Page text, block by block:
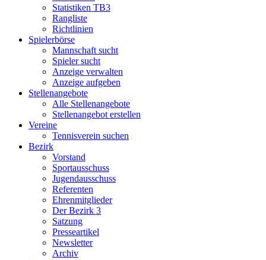
Statistiken TB3
Rangliste
Richtlinien
Spielerbörse
Mannschaft sucht
Spieler sucht
Anzeige verwalten
Anzeige aufgeben
Stellenangebote
Alle Stellenangebote
Stellenangebot erstellen
Vereine
Tennisverein suchen
Bezirk
Vorstand
Sportausschuss
Jugendausschuss
Referenten
Ehrenmitglieder
Der Bezirk 3
Satzung
Presseartikel
Newsletter
Archiv